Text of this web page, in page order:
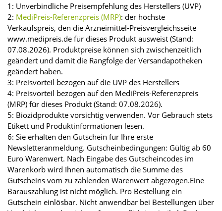
1: Unverbindliche Preisempfehlung des Herstellers (UVP)
2: MediPreis-Referenzpreis (MRP): der höchste
Verkaufspreis, den die Arzneimittel-Preisvergleichsseite
www.medipreis.de für dieses Produkt ausweist (Stand:
07.08.2026). Produktpreise können sich zwischenzeitlich
geändert und damit die Rangfolge der Versandapotheken
geändert haben.
3: Preisvorteil bezogen auf die UVP des Herstellers
4: Preisvorteil bezogen auf den MediPreis-Referenzpreis
(MRP) für dieses Produkt (Stand: 07.08.2026).
5: Biozidprodukte vorsichtig verwenden. Vor Gebrauch stets
Etikett und Produktinformationen lesen.
6: Sie erhalten den Gutschein für Ihre erste
Newsletteranmeldung. Gutscheinbedingungen: Gültig ab 60
Euro Warenwert. Nach Eingabe des Gutscheincodes im
Warenkorb wird Ihnen automatisch die Summe des
Gutscheins vom zu zahlenden Warenwert abgezogen.Eine
Barauszahlung ist nicht möglich. Pro Bestellung ein
Gutschein einlösbar. Nicht anwendbar bei Bestellungen über